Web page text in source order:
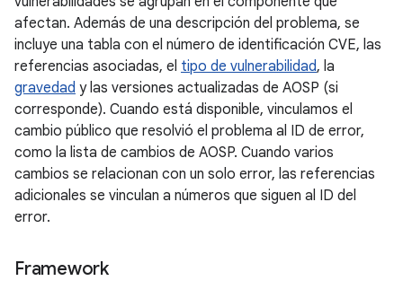
afectan. Además de una descripción del problema, se
incluye una tabla con el número de identificación CVE, las
referencias asociadas, el tipo de vulnerabilidad, la
gravedad y las versiones actualizadas de AOSP (si
corresponde). Cuando está disponible, vinculamos el
cambio público que resolvió el problema al ID de error,
como la lista de cambios de AOSP. Cuando varios
cambios se relacionan con un solo error, las referencias
adicionales se vinculan a números que siguen al ID del
error.
Framework